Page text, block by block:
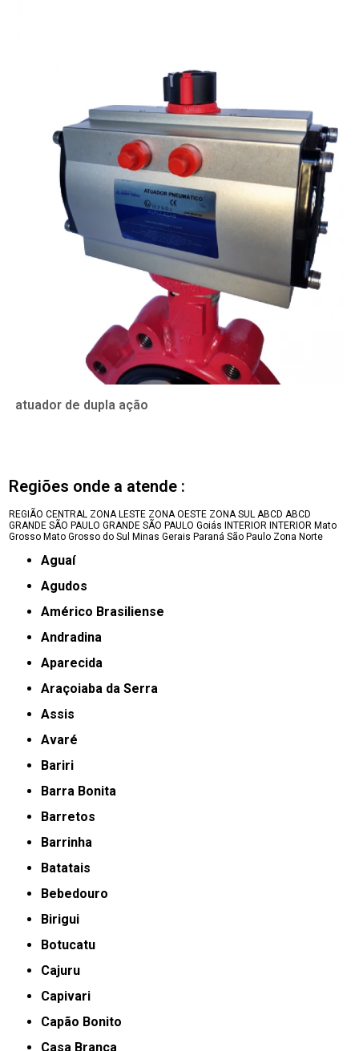
atuador de dupla ação
Regiões onde a atende :
REGIÃO CENTRAL ZONA LESTE ZONA OESTE ZONA SUL ABCD ABCD
GRANDE SÃO PAULO GRANDE SÃO PAULO Goiás INTERIOR INTERIOR Mato
Grosso Mato Grosso do Sul Minas Gerais Paraná São Paulo Zona Norte
Aguaí
Agudos
Américo Brasiliense
Andradina
Aparecida
Araçoiaba da Serra
Assis
Avaré
Bariri
Barra Bonita
Barretos
Barrinha
Batatais
Bebedouro
Birigui
Botucatu
Cajuru
Capivari
Capão Bonito
Casa Branca